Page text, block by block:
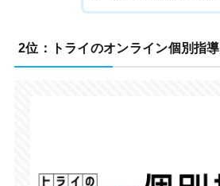
2位：トライのオンライン個別指